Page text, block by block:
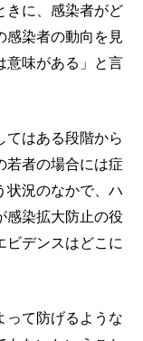
きに、感染者がど
感染者の動向を見
意味がある」と言
てはある段階から
若者の場合には症
状況のなかで、ハ
感染拡大防止の役
ビデンスはどこに
って防げるような